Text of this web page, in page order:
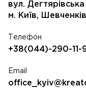
вул. Дегтярівська
м. Київ,
Телефон
+38(044)-290-11-
Email